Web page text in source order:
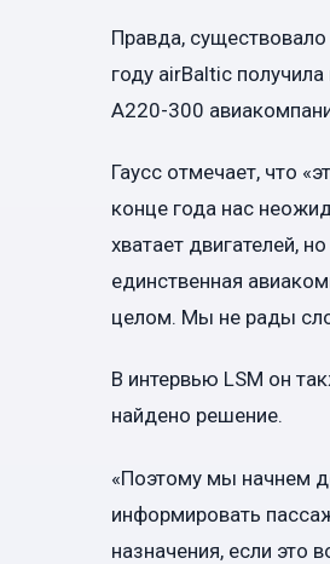
Правда,
году airBaltic
A220-300
Гаусс отмечает, что
конце года нас
хватает двигателей,
единственная
целом. Мы не рады
В интервью LSM он
найдено решение.
«Поэтому мы начнем
информировать
назначения, если это